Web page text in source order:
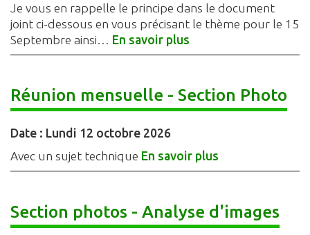
Je vous en rappelle le principe dans le document
joint ci-dessous en vous précisant le thème pour le 15
Septembre ainsi… En savoir plus
Réunion mensuelle - Section Photo
Date : Lundi 12 octobre 2026
Avec un sujet technique En savoir plus
Section photos - Analyse d'images